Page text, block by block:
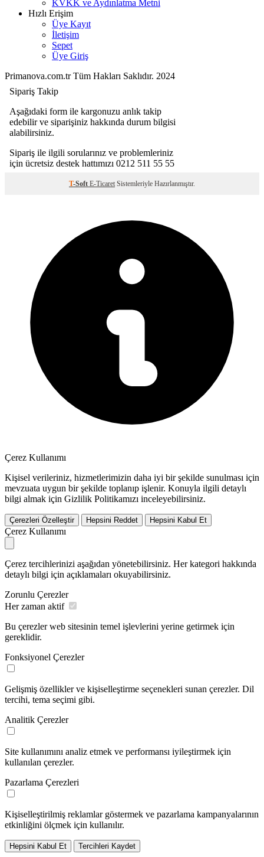
KVKK ve Aydınlatma Metni
Hızlı Erişim
Üye Kayıt
İletişim
Sepet
Üye Giriş
Primanova.com.tr Tüm Hakları Saklıdır. 2024
T-Soft E-Ticaret Sistemleriyle Hazırlanmıştır.
Çerez Kullanımı
Kişisel verileriniz, hizmetlerimizin daha iyi bir şekilde sunulması için
mevzuata uygun bir şekilde toplanıp işlenir. Konuyla ilgili detaylı
bilgi almak için Gizlilik Politikamızı inceleyebilirsiniz.
Çerezleri Özelleştir Hepsini Reddet Hepsini Kabul Et
Çerez Kullanımı
Çerez tercihlerinizi aşağıdan yönetebilirsiniz. Her kategori hakkında
detaylı bilgi için açıklamaları okuyabilirsiniz.
Zorunlu Çerezler
Her zaman aktif
Bu çerezler web sitesinin temel işlevlerini yerine getirmek için
gereklidir.
Fonksiyonel Çerezler
Gelişmiş özellikler ve kişiselleştirme seçenekleri sunan çerezler. Dil
tercihi, tema seçimi gibi.
Analitik Çerezler
Site kullanımını analiz etmek ve performansı iyileştirmek için
kullanılan çerezler.
Pazarlama Çerezleri
Kişiselleştirilmiş reklamlar göstermek ve pazarlama kampanyalarının
etkinliğini ölçmek için kullanılır.
Hepsini Kabul Et Tercihleri Kaydet